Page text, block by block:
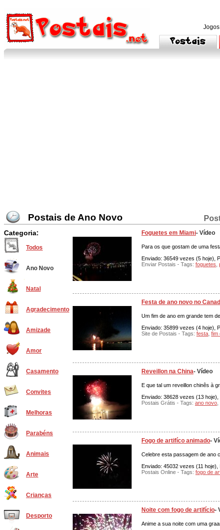
Postais de Ano Novo
Categoria:
Todos
Ano Novo
Natal
Agradecimento
Amizade
Amor
Casamento
Convites
Melhoras
Parabéns
Animais
Arte
Crianças
Desporto
Foguetes em Miami- Vídeo
Para os que gostam de uma
Enviado: 36549 vezes (5 hoje),
Enviar Postais - Tags: foguetes
Festa de ano novo no
Um fim de ano em grande tem
Enviado: 35899 vezes (4 hoje),
Site de Postais - Tags: festa fim
Reveillon na China- Vídeo
E que tal um reveillon chinês à
Enviado: 38628 vezes (13
Postais Grátis - Tags: ano novo
Fogo de artifíco animado-
Celebre esta passagem de ano
Enviado: 45032 vezes (11
Postais Online - Tags: fogo de
Noite com fogo de artifício-
Anime a sua noite com uma